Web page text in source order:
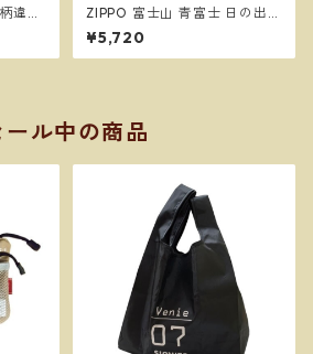
違い
ッポ
ZIPPO 富士山 青富士 日の出
縁起物 和柄 ジッポー オイルラ
イター
¥5,720
ール中の商品